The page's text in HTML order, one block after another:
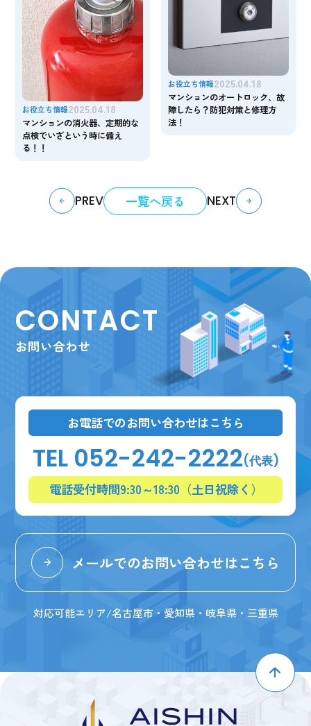
お役立ち情報2025.04.18
マンションの消火器、定期的な
点検でいざという時に備え
る！！
お役立ち情報2025.04.18
マンションのオートロック、故
障したら？防犯対策と修理方
法！
PREV 一覧へ戻る NEXT
CONTACT
お問い合わせ
お電話でのお問い合わせはこちら
TEL 052-242-2222(代表)
電話受付時間9:30～18:30（土日祝除く）
メールでのお問い合わせはこちら
対応可能エリア/名古屋市・愛知県・岐阜県・三重県